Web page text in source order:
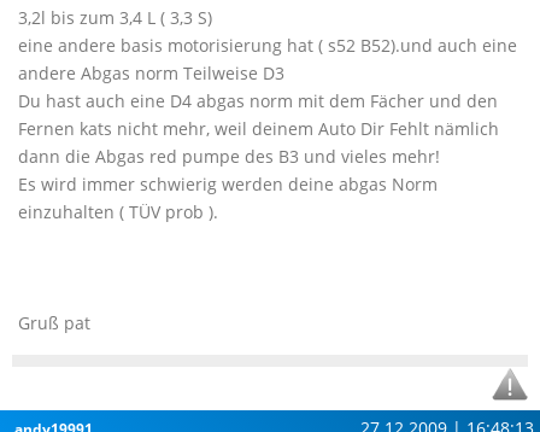
3,2l bis zum 3,4 L ( 3,3 S)
eine andere basis motorisierung hat ( s52 B52).und auch eine
andere Abgas norm Teilweise D3
Du hast auch eine D4 abgas norm mit dem Fächer und den
Fernen kats nicht mehr, weil deinem Auto Dir Fehlt nämlich
dann die Abgas red pumpe des B3 und vieles mehr!
Es wird immer schwierig werden deine abgas Norm
einzuhalten ( TÜV prob ).
Gruß pat